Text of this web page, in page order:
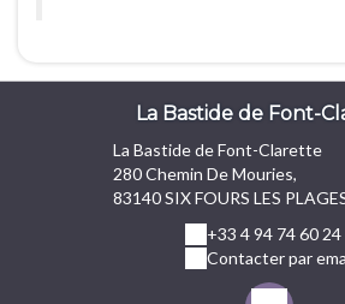
La Bastide de Font-
La Bastide de Font-Clarette
280 Chemin De Mouries,
83140 SIX FOURS LES
+33 4 94 74 60 24
Contacter par